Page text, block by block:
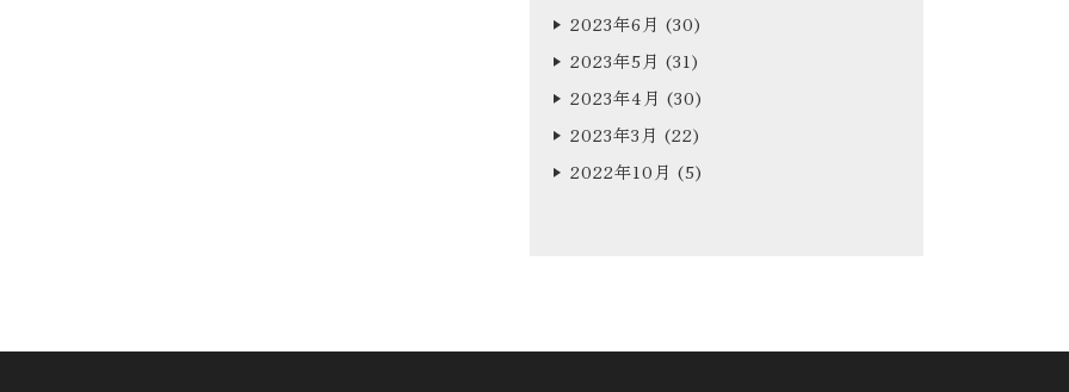
2023年6月 (30)
2023年5月 (31)
2023年4月 (30)
2023年3月 (22)
2022年10月 (5)